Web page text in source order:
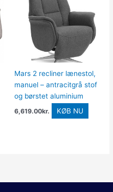
Mars 2 recliner lænestol,
manuel – antracitgrå stof
og børstet aluminium
6,619.00kr. KØB NU